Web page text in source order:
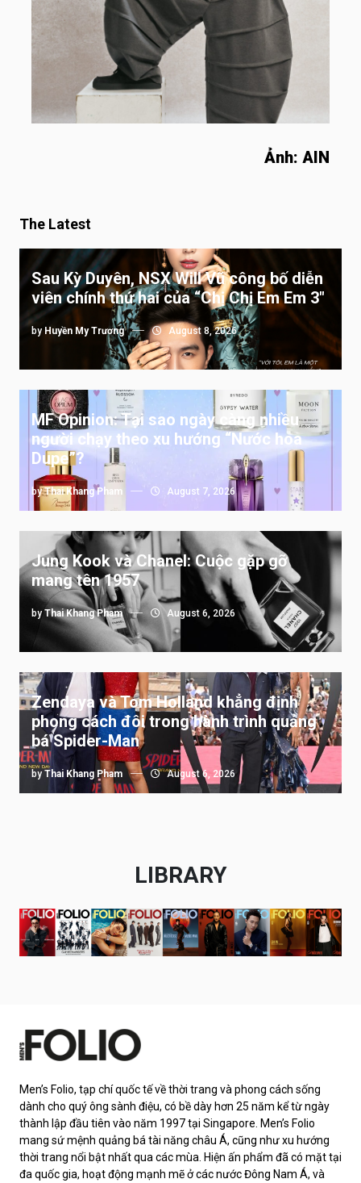
Ảnh: AIN
The Latest
Sau Kỳ Duyên, NSX Will Vũ công bố diễn
viên chính thứ hai của “Chị Chị Em Em 3″
by Huyền My Trương August 8, 2026
MF Opinion: Tại sao ngày càng nhiều
người chạy theo xu hướng “Nước hoa
Dupe”?
byThai Khang Pham August 7, 2026
Jung Kook và Chanel: Cuộc gặp gỡ
mang tên 1957
by Thai Khang Pham August 6, 2026
Zendaya và Tom Holland khẳng định
phong cách đôi trong hành trình quảng
bá Spider-Man
by Thai Khang Pham August 6, 2026
LIBRARY
Men’s Folio, tạp chí quốc tế về thời trang và phong cách sống
dành cho quý ông sành điệu, có bề dày hơn 25 năm kể từ ngày
thành lập đầu tiên vào năm 1997 tại Singapore. Men’s Folio
mang sứ mệnh quảng bá tài năng châu Á, cũng như xu hướng
thời trang nổi bật nhất qua các mùa. Hiện ấn phẩm đã có mặt tại
đa quốc gia, hoạt động mạnh mẽ ở các nước Đông Nam Á, và